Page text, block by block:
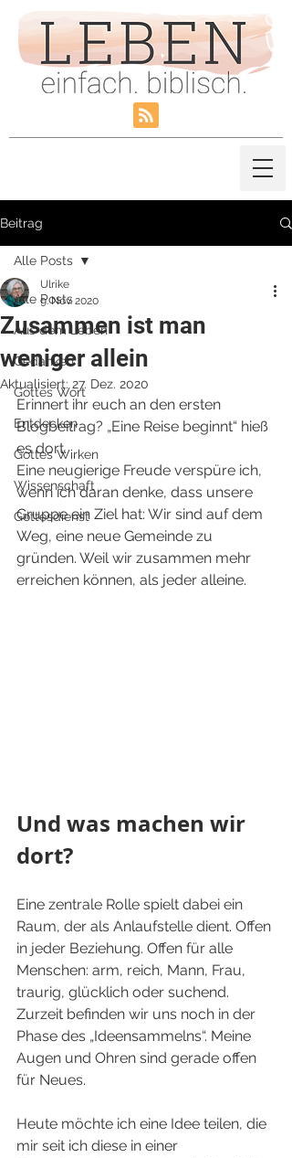
Beitrag
Alle Posts
Aus dem Leben
Gedanken
Gottes Wort
Entdecken
Gottes Wirken
Wissenschaft
Gottesdienst
Alle Posts
Zusammen ist man
weniger allein
Ulrike
9. Nov. 2020
Aktualisiert: 27. Dez. 2020
Erinnert ihr euch an den ersten
Blogbeitrag? „Eine Reise beginnt“ hieß
es dort.
Eine neugierige Freude verspüre ich,
wenn ich daran denke, dass unsere
Gruppe ein Ziel hat: Wir sind auf dem
Weg, eine neue Gemeinde zu
gründen. Weil wir zusammen mehr
erreichen können, als jeder alleine.
Und was machen wir
dort?
Eine zentrale Rolle spielt dabei ein
Raum, der als Anlaufstelle dient. Offen
in jeder Beziehung. Offen für alle
Menschen: arm, reich, Mann, Frau,
traurig, glücklich oder suchend.
Zurzeit befinden wir uns noch in der
Phase des „Ideensammelns“. Meine
Augen und Ohren sind gerade offen
für Neues.
Heute möchte ich eine Idee teilen, die
mir seit ich diese in einer